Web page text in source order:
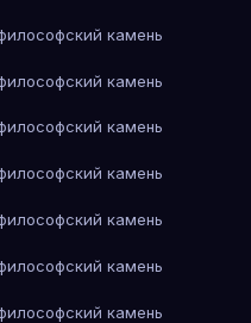
камень
камень
камень
камень
камень
камень
камень